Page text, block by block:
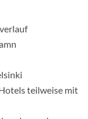
teilweise mit